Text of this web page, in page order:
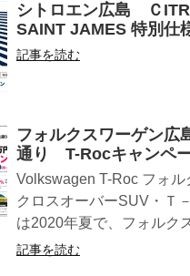
シトロエン広島 Ｃ
SAINT JAMES 特別仕
記事を読む
フォルクスワーゲン広
通り T-Rocキャンペ
Volkswagen T-Roc フォ
クロスオーバーSUV・Ｔ
は2020年夏で、フォルク
記事を読む